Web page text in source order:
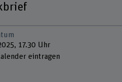
17.30 Uhr
eintragen